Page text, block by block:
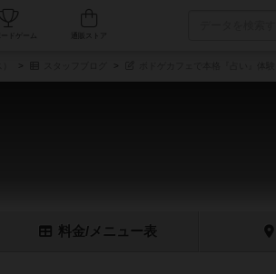
人気ボードゲーム
料金/メニュー表